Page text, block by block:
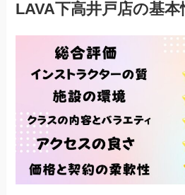
LAVA下高井戸店の基